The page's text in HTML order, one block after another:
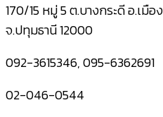
170/15 หมู่ 5 ต.บางกระดี อ.เมือง
จ.ปทุมธานี 12000
092-3615346, 095-6362691
02-046-0544